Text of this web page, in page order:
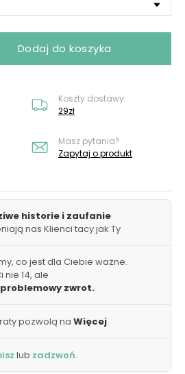
Dodaj do koszyka
Koszty dostawy:
29zł
Masz pytania?
Zapytaj o produkt
historie i zaufanie
nas Klienci tacy jak Ty
co jest dla Ciebie ważne.
14, ale
zwrot.
pozwolą na Więcej
lub zadzwoń.